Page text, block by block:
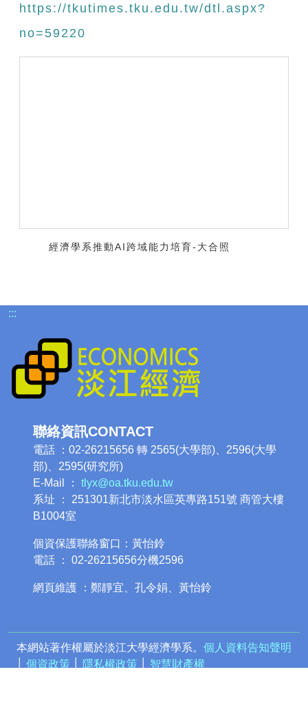
https://tkutimes.tku.edu.tw/dtl.aspx?
no=59220
經濟學系推動AI跨域能力培育-大合照
:::
聯絡資訊CONTACT
電話 ：02-26215656 轉 2565(大學部)、2596(大學
部)、2595(研究所)
E-Mail ： tlyx@oa.tku.edu.tw
系址 ： 251301新北市淡水區英專路151號 商管大樓
B1004室
個資保護聯絡窗口：黃怡鈴
電話 ： 02-26215656分機2596
網頁維護 ：鄭靜宜、孔令娟、黃怡鈴
本網站著作權屬於淡江大學經濟學系。 個人資料告知聲明
個資政策 隱私權政策 智慧財產權